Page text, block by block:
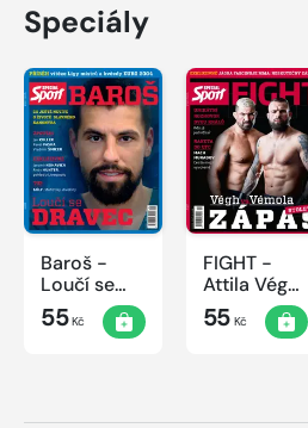
Speciály
Baroš -
Loučí se
dravec
55Kč
FIGHT -
Attila Végh
vs. Karlos
Vémola
55Kč